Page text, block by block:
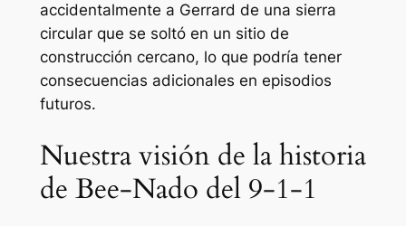
accidentalmente a Gerrard de una sierra
circular que se soltó en un sitio de
construcción cercano, lo que podría tener
consecuencias adicionales en episodios
futuros.
Nuestra visión de la historia
de Bee-Nado del 9-1-1